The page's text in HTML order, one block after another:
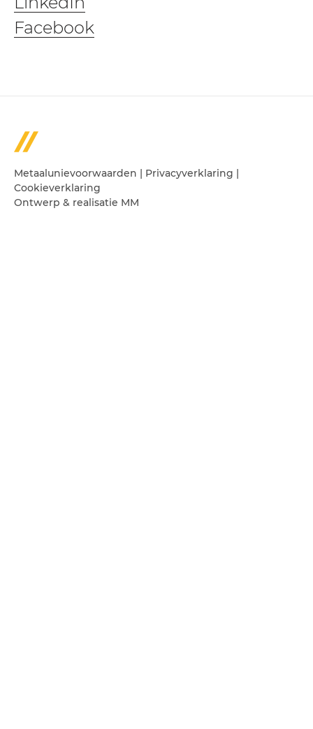
Facebook
Metaalunievoorwaarden | Privacyverklaring |
Cookieverklaring
Ontwerp & realisatie MM